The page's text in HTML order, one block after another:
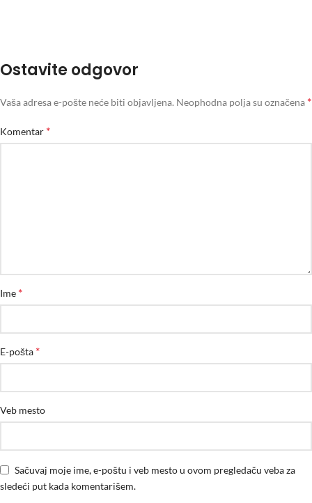
Ostavite odgovor
Vaša adresa e-pošte neće biti objavljena. Neophodna polja su označena *
Komentar *
Ime *
E-pošta *
Veb mesto
Sačuvaj moje ime, e-poštu i veb mesto u ovom pregledaču veba za
sledeći put kada komentarišem.